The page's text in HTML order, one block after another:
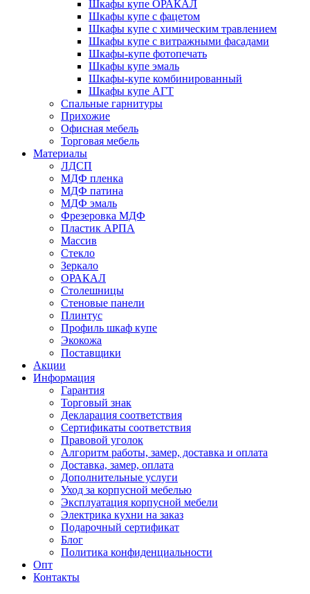
Шкафы купе ОРАКАЛ
Шкафы купе с фацетом
Шкафы купе с химическим травлением
Шкафы купе с витражными фасадами
Шкафы-купе фотопечать
Шкафы купе эмаль
Шкафы-купе комбинированный
Шкафы купе АГТ
Спальные гарнитуры
Прихожие
Офисная мебель
Торговая мебель
Материалы
ЛДСП
МДФ пленка
МДФ патина
МДФ эмаль
Фрезеровка МДФ
Пластик АРПА
Массив
Стекло
Зеркало
ОРАКАЛ
Столешницы
Стеновые панели
Плинтус
Профиль шкаф купе
Экокожа
Поставщики
Акции
Информация
Гарантия
Торговый знак
Декларация соответствия
Сертификаты соответствия
Правовой уголок
Алгоритм работы, замер, доставка и оплата
Доставка, замер, оплата
Дополнительные услуги
Уход за корпусной мебелью
Эксплуатация корпусной мебели
Электрика кухни на заказ
Подарочный сертификат
Блог
Политика конфиденциальности
Опт
Контакты